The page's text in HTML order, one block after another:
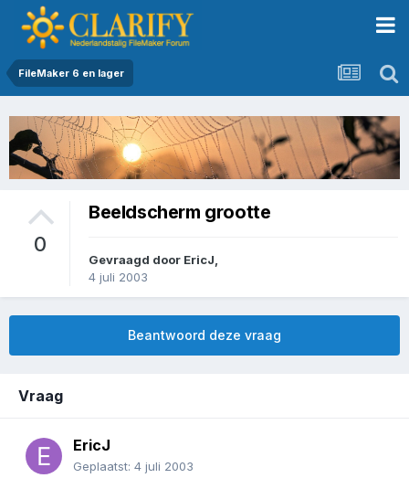
FileMaker 6 en lager
0
Beeldscherm grootte
Gevraagd door EricJ
4 juli 2003
Beantwoord deze vraag
Vraag
EricJ
Geplaatst: 4 juli 2003